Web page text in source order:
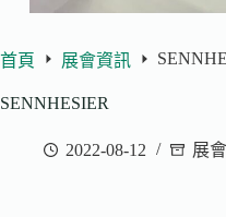
首頁 展會資訊
SENNHESIER
2022-08-12 展